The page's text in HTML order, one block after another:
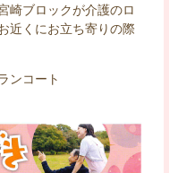
崎ブロックが介護のロ
近くにお立ち寄りの際
ンコート